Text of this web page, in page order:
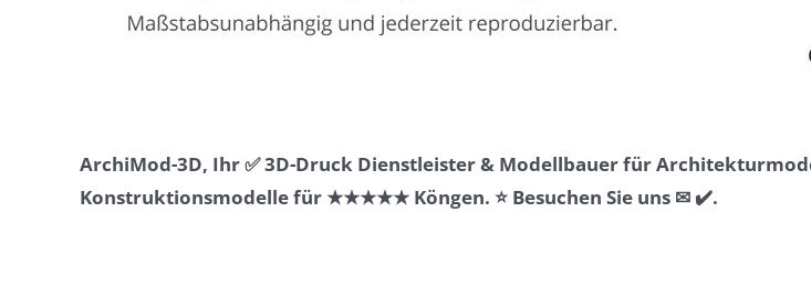
ArchiMod-3D, Ihr ✅ 3D-Druck Dienstleister & Modellbauer für
Konstruktionsmodelle für ★★★★★ Köngen. ⭐ Besuchen Sie uns ✉ ✔️.